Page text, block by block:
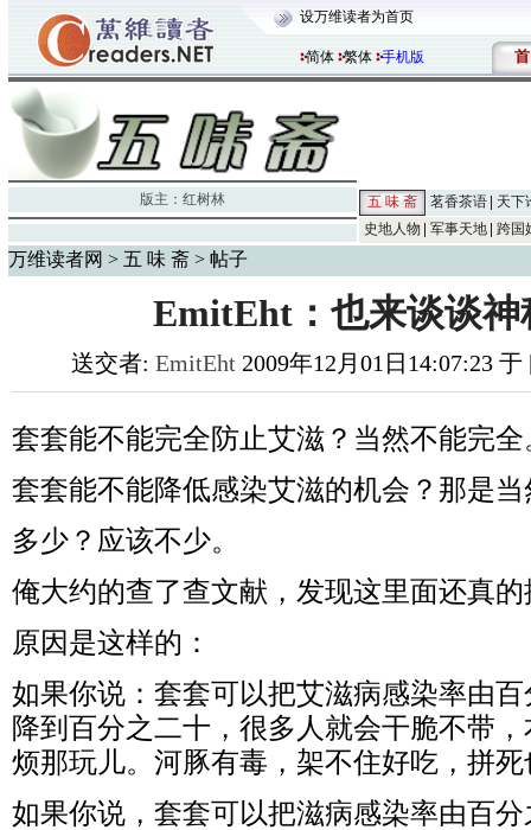
设万维读者为首页
简体 繁体 手机版 首
版主： 红树林 五 味 斋 茗香茶语
天下
史地人物
军事天地 跨国
万维读者网 > 五 味 斋 > 帖子
EmitEht：也来谈谈神
送交者: EmitEht 2009年12月01日14:07:23
套套能不能完全防止艾滋？当然不能完全
套套能不能降低感染艾滋的机会？那是当
多少？应该不少。
俺大约的查了查文献，发现这里面还真
原因是这样的：
如果你说：套套可以把艾滋病感染率由百
降到百分之二十，很多人就会干脆不带
烦那玩儿。河豚有毒，架不住好吃，拼
如果你说，套套可以把滋病感染率由百分